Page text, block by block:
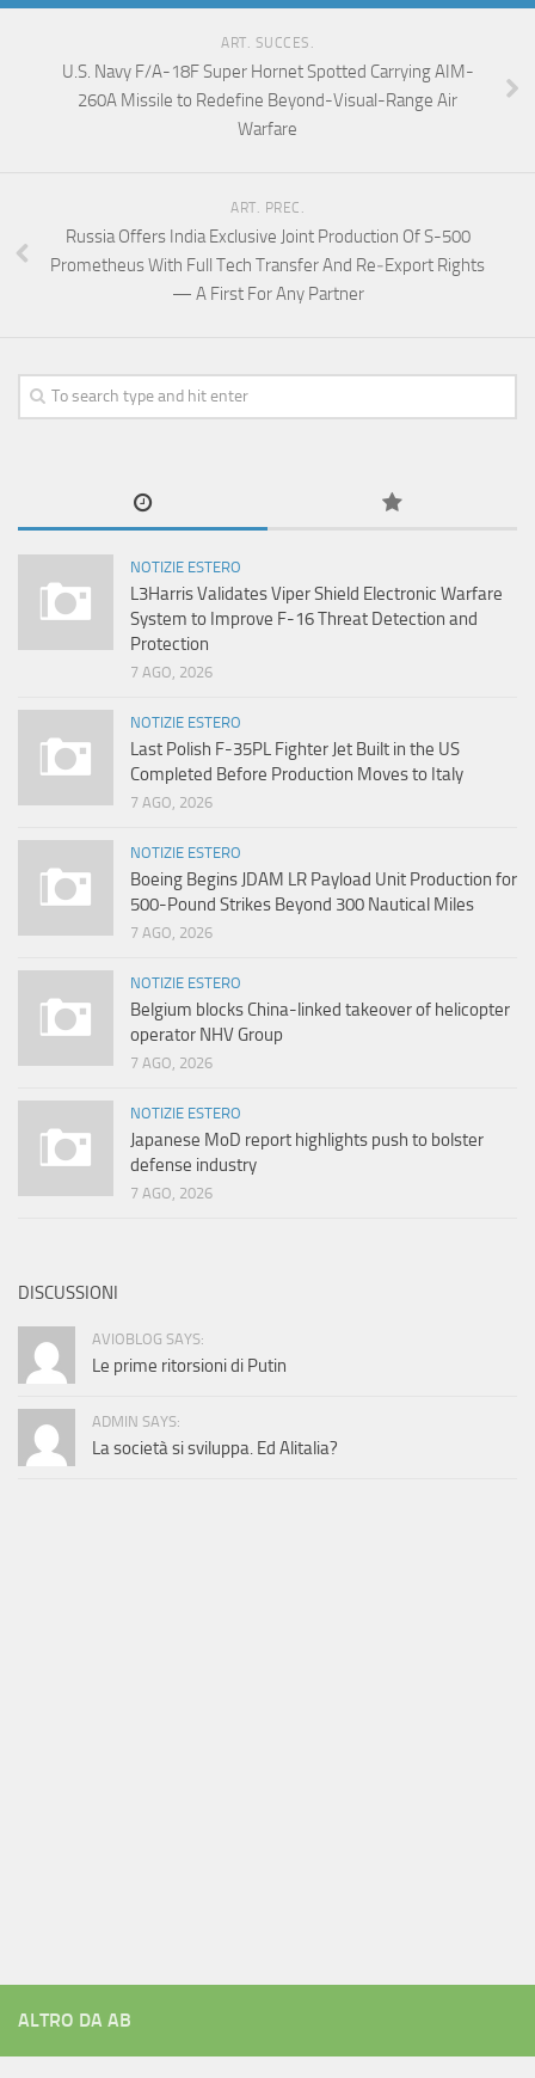
ART. SUCCES.
U.S. Navy F/A-18F Super Hornet Spotted Carrying AIM-
260A Missile to Redefine Beyond-Visual-Range Air
Warfare
ART. PREC.
Russia Offers India Exclusive Joint Production Of S-500
Prometheus With Full Tech Transfer And Re‑Export Rights
— A First For Any Partner
NOTIZIE ESTERO
L3Harris Validates Viper Shield Electronic Warfare
System to Improve F-16 Threat Detection and
Protection
7 AGO, 2026
NOTIZIE ESTERO
Last Polish F-35PL Fighter Jet Built in the US
Completed Before Production Moves to Italy
7 AGO, 2026
NOTIZIE ESTERO
Boeing Begins JDAM LR Payload Unit Production for
500-Pound Strikes Beyond 300 Nautical Miles
7 AGO, 2026
NOTIZIE ESTERO
Belgium blocks China-linked takeover of helicopter
operator NHV Group
7 AGO, 2026
NOTIZIE ESTERO
Japanese MoD report highlights push to bolster
defense industry
7 AGO, 2026
DISCUSSIONI
AVIOBLOG SAYS:
Le prime ritorsioni di Putin
ADMIN SAYS:
La società si sviluppa. Ed Alitalia?
ALTRO DA AB